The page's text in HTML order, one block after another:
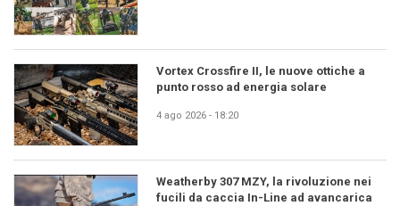
Vortex Crossfire II, le nuove ottiche a
punto rosso ad energia solare
4 ago 2026 - 18:20
Weatherby 307 MZY, la rivoluzione nei
fucili da caccia In-Line ad avancarica